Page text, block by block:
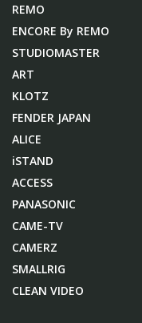
REMO
ENCORE By REMO
STUDIOMASTER
ART
KLOTZ
FENDER JAPAN
ALICE
iSTAND
ACCESS
PANASONIC
CAME-TV
CAMERZ
SMALLRIG
CLEAN VIDEO